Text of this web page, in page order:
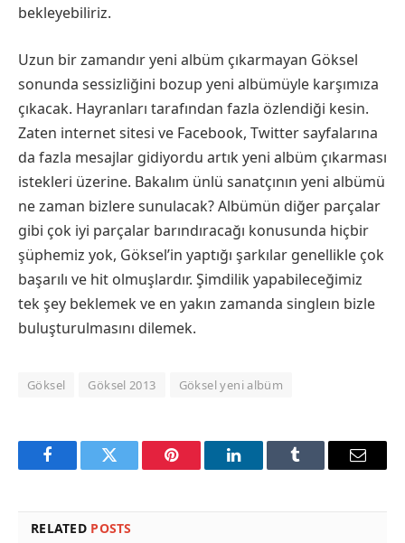
bekleyebiliriz.
Uzun bir zamandır yeni albüm çıkarmayan Göksel
sonunda sessizliğini bozup yeni albümüyle karşımıza
çıkacak. Hayranları tarafından fazla özlendiği kesin.
Zaten internet sitesi ve Facebook, Twitter sayfalarına
da fazla mesajlar gidiyordu artık yeni albüm çıkarması
istekleri üzerine. Bakalım ünlü sanatçının yeni albümü
ne zaman bizlere sunulacak? Albümün diğer parçalar
gibi çok iyi parçalar barındıracağı konusunda hiçbir
şüphemiz yok, Göksel’in yaptığı şarkılar genellikle çok
başarılı ve hit olmuşlardır. Şimdilik yapabileceğimiz
tek şey beklemek ve en yakın zamanda singleın bizle
buluşturulmasını dilemek.
Göksel Göksel 2013 Göksel yeni albüm
FacebookTwitter Pinterest LinkedInTumblr Email
RELATED POSTS